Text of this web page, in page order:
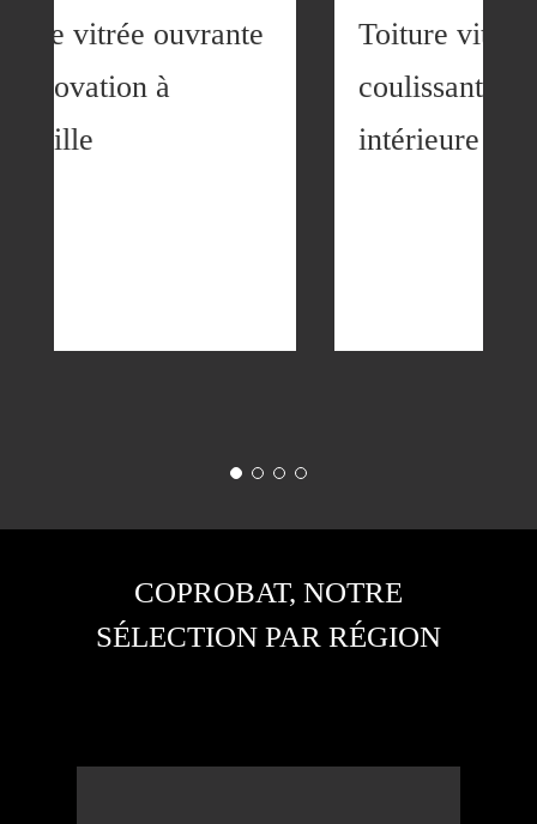
vitrée ouvrante
rénovation à
Toiture vitrée
coulissante
intérieure
COPROBAT, NOTRE
SÉLECTION PAR RÉGION